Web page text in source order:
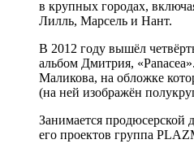
в крупных городах,
Лилль, Марсель и Нант.
В 2012 году вышёл
альбом Дмитрия,
Маликова, на обложке
(на ней изображён
Занимается продюсерской
его проектов группа